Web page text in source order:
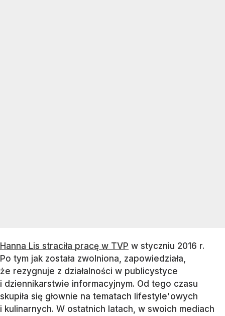
Hanna Lis straciła pracę w TVP w styczniu 2016 r.
Po tym jak została zwolniona, zapowiedziała,
że rezygnuje z działalności w publicystyce
i dziennikarstwie informacyjnym. Od tego czasu
skupiła się głownie na tematach lifestyle'owych
i kulinarnych. W ostatnich latach, w swoich mediach